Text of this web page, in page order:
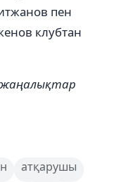
пен
клубтан
жаңалықтар
атқарушы